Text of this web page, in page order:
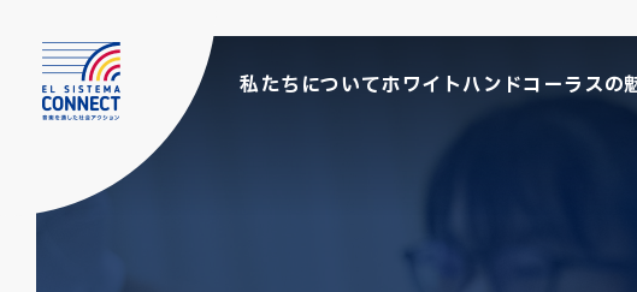
私たちについてホワイトハンドコーラスの